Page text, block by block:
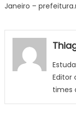
anos
Notícias
de
Região
Janeiro –
Editor
times